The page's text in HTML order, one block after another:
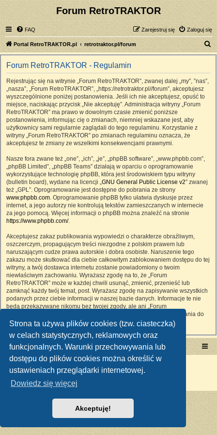
Strona ta używa plików cookies (tzw. ciasteczka)
w celach statystycznych, reklamowych oraz
funkcjonalnych. Warunki przechowywania lub
dostępu do plików cookies można określić w
ustawieniach przeglądarki internetowej.
Dowiedz się więcej
Akceptuję!
Forum RetroTRAKTOR
FAQ Zaloguj się
Zarejestruj się
Portal RetroTRAKTOR.pl retrotraktor.pl/forum
z
Forum RetroTRAKTOR - Regulamin
Rejestrując się na witrynie „Forum RetroTRAKTOR”, zwanej dalej „my”, ”nas”,
„nasza”, „Forum RetroTRAKTOR”, „https://retrotraktor.pl//forum”, akceptujesz
wyszczególnione poniżej postanowienia. Jeśli ich nie akceptujesz, opuść to
miejsce, naciskając przycisk „Nie akceptuję”. Administracja witryny „Forum
RetroTRAKTOR” ma prawo w dowolnym czasie zmienić poniższe
postanowienia, informując cię o zmianach, niemniej wskazane jest, aby
użytkownicy sami regularnie zaglądali do tego regulaminu. Korzystanie z
witryny „Forum RetroTRAKTOR” po zmianach regulaminu oznacza, że
akceptujesz te zmiany ze wszelkimi konsekwencjami prawnymi.
Nasze fora zwane też „one”, „ich”, „je”, „phpBB software”, „www.phpbb.com”,
„phpBB Limited”, „phpBB Teams” działają w oparciu o oprogramowanie
wykorzystujące technologię phpBB, która jest środowiskiem typu witryny
(bulletin board), wydane na licencji „GNU General Public License v2” zwanej
też „GPL”. Oprogramowanie jest dostępne do pobrania ze strony
www.phpbb.com. Oprogramowanie phpBB tylko ułatwia dyskusje przez
internet, a jego autorzy nie kontrolują tekstów zamieszczanych w internecie
za jego pomocą. Więcej informacji o phpBB można znaleźć na stronie
https://www.phpbb.com/.
Akceptujesz zakaz publikowania wypowiedzi o charakterze obraźliwym,
oszczerczym, propagującym treści niezgodne z polskim prawem lub
naruszającym cudze prawa autorskie i dobra osobiste. Naruszenie tego
zakazu może skutkować dla ciebie całkowitym zablokowaniem dostępu do tej
witryny, a twój dostawca internetu zostanie powiadomiony o twoim
niewłaściwym zachowaniu. Wyrażasz zgodę na to, że „Forum
RetroTRAKTOR” może w każdej chwili usunąć, zmienić, przenieść lub
zamknąć każdy twój temat, post. Wyrażasz zgodę na zapisywanie wszystkich
podanych przez ciebie informacji w naszej bazie danych. Informacje te nie
będą przekazywane nikomu bez twojej zgody, ale ani „Forum
RetroTRAKTOR”, ani phpBB nie ponosi odpowiedzialności za włamania do
witryny, podczas których może dojść do kradzieży danych.
Portal RetroTRAKTOR.pl retrotraktor.pl/forum
Technologię dostarcza
Polski pakiet językowy dostarczaphpBB.pl
Zasady ochrony danych osobowych